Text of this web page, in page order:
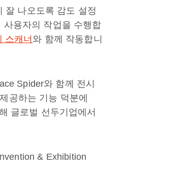
잘 나오도록 감도 설정
용자의 작업을 수행합
스캐너 와 함께 작동합니
Spider와 함께 전시
공하는 기능 덕분에
글로벌 선두기업에서
& Exhibition